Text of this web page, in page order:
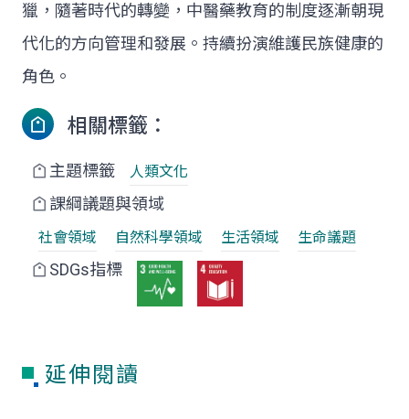
獵，隨著時代的轉變，中醫藥教育的制度逐漸朝現
代化的方向管理和發展。持續扮演維護民族健康的
角色。
相關標籤：
主題標籤 人類文化
課綱議題與領域
社會領域 自然科學領域 生活領域 生命議題
SDGs指標
延伸閱讀